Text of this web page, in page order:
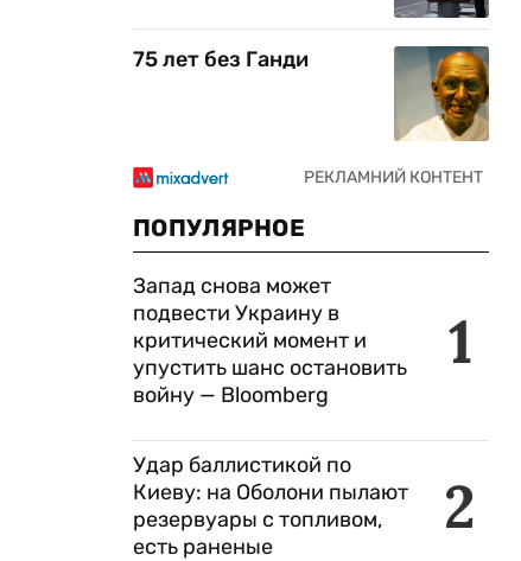
75 лет без Ганди
ПОПУЛЯРНОЕ
1
Запад снова может
подвести Украину в
критический момент и
упустить шанс остановить
войну — Bloomberg
2
Удар баллистикой по
Киеву: на Оболони пылают
резервуары с топливом,
есть раненые